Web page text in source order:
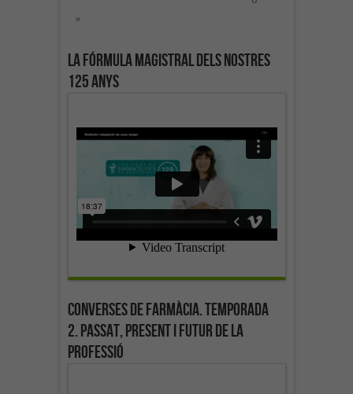
»
La fórmula magistral dels nostres
125 anys
Converses de farmàcia. Temporada
2. Passat, present i futur de la
professió